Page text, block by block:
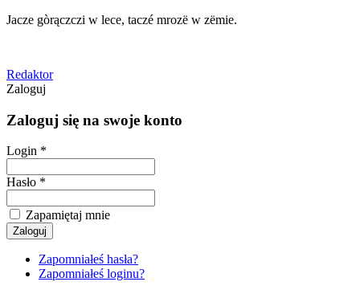
Jacze gòrączczi w lece, taczé mrozë w zëmie.
Redaktor
Zaloguj
Zaloguj się na swoje konto
Login *
Hasło *
Zapamiętaj mnie
Zapomniałeś hasła?
Zapomniałeś loginu?